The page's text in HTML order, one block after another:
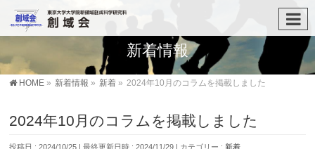
新着情報
HOME » 新着情報 » 新着 » 2024年10月のコラムを掲載しました
2024年10月のコラムを掲載しました
投稿日 : 2024/10/25 最終更新日時 : 2024/11/29 カテゴリー : 新着